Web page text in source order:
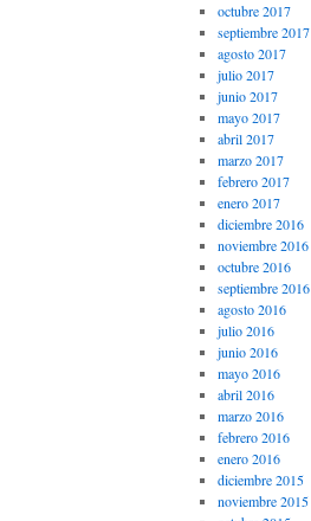
octubre 2017
septiembre 2017
agosto 2017
julio 2017
junio 2017
mayo 2017
abril 2017
marzo 2017
febrero 2017
enero 2017
diciembre 2016
noviembre 2016
octubre 2016
septiembre 2016
agosto 2016
julio 2016
junio 2016
mayo 2016
abril 2016
marzo 2016
febrero 2016
enero 2016
diciembre 2015
noviembre 2015